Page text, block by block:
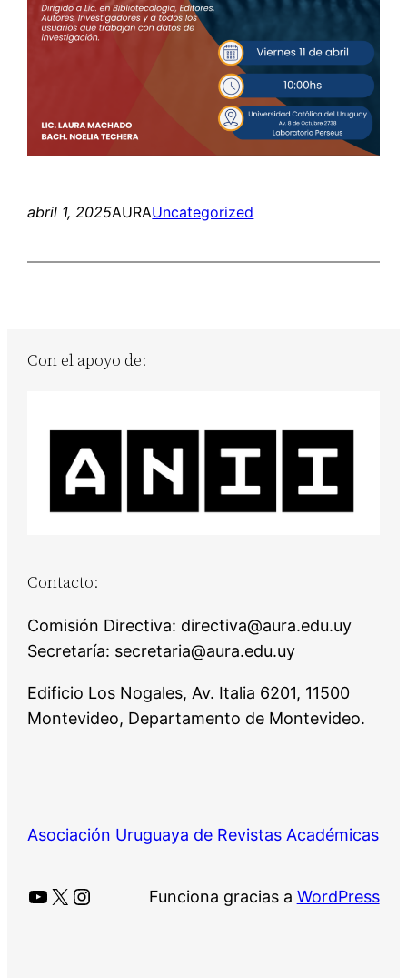
abril 1, 2025AURAUncategorized
Con el apoyo de:
Contacto:
Comisión Directiva: directiva@aura.edu.uy
Secretaría: secretaria@aura.edu.uy
Edificio Los Nogales, Av. Italia 6201, 11500
Montevideo, Departamento de Montevideo.
Asociación Uruguaya de Revistas Académicas
YouTube
X InstagramFunciona gracias a WordPress